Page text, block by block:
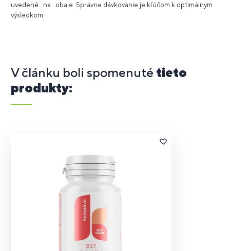
uvedené na obale. Správne dávkovanie je kľúčom k optimálnym
výsledkom.
V článku boli spomenuté tieto
produkty: